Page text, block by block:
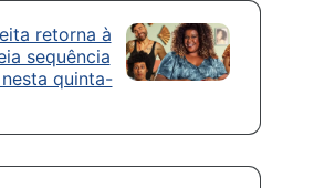
retorna à
sequência
quinta-